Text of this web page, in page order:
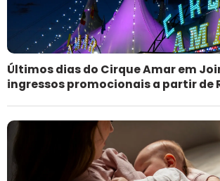
Últimos dias do Cirque Amar em
ingressos promocionais a partir de